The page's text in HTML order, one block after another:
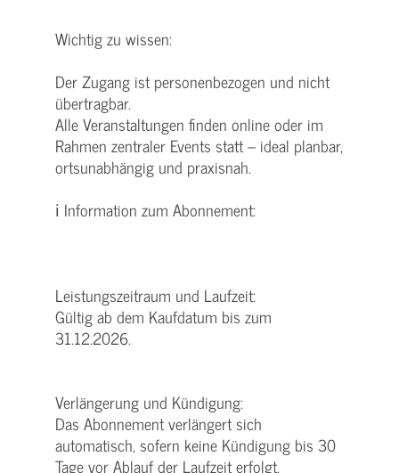
Wichtig zu wissen:
Der Zugang ist personenbezogen und nicht
übertragbar.
Alle Veranstaltungen finden online oder im
Rahmen zentraler Events statt – ideal planbar,
ortsunabhängig und praxisnah.
ℹ Information zum Abonnement:
Leistungszeitraum und Laufzeit:
Gültig ab dem Kaufdatum bis zum
31.12.2026.
Verlängerung und Kündigung:
Das Abonnement verlängert sich
automatisch, sofern keine Kündigung bis 30
Tage vor Ablauf der Laufzeit erfolgt.